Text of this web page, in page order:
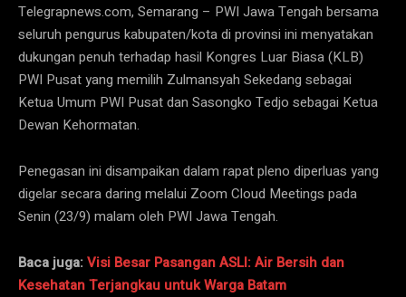
Telegrapnews.com, Semarang – PWI Jawa Tengah bersama
seluruh pengurus kabupaten/kota di provinsi ini menyatakan
dukungan penuh terhadap hasil Kongres Luar Biasa (KLB)
PWI Pusat yang memilih Zulmansyah Sekedang sebagai
Ketua Umum PWI Pusat dan Sasongko Tedjo sebagai Ketua
Dewan Kehormatan.
Penegasan ini disampaikan dalam rapat pleno diperluas yang
digelar secara daring melalui Zoom Cloud Meetings pada
Senin (23/9) malam oleh PWI Jawa Tengah.
Baca juga:Visi Besar Pasangan ASLI: Air Bersih dan
Kesehatan Terjangkau untuk Warga Batam